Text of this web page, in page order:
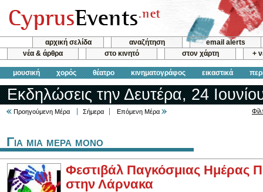
αρχική σελίδα αναζήτηση
email alerts
νέα & άρθρα
στο κινητό στον χάρτη +
μουσική χορός θέατρο κινηματογράφος εικαστικά
Εκδηλώσεις την Δευτέρα, 24
Προηγούμενη Μέρα Σήμερα Επόμενη Μέρα
Για μια μερα μονο
Φεστιβάλ Παγκόσμιας Ημέρας
στην Λάρνακα